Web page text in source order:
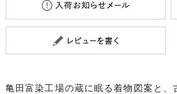
亀田富染工場の蔵に眠る着物図案と